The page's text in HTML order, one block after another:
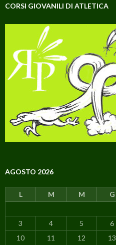
CORSI GIOVANILI DI ATLETICA
AGOSTO 2026
L M M G
3
4 5 6
10
11 12 13